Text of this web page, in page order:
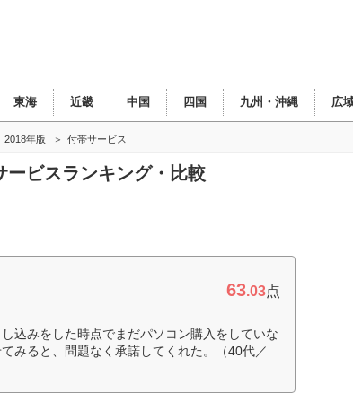
東海 近畿 中国 四国 九州・沖縄 広
2018年版 付帯サービス
ービスランキング・比較
63.03点
込みをした時点でまだパソコン購入をしていな
みると、問題なく承諾してくれた。（40代／